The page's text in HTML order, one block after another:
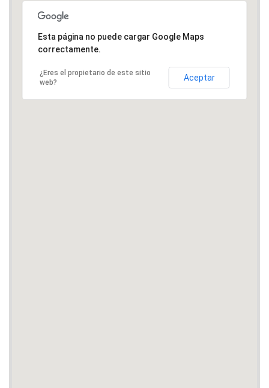
Esta página no puede cargar Google Maps
correctamente.
¿Eres el propietario de este sitio
web?
Aceptar